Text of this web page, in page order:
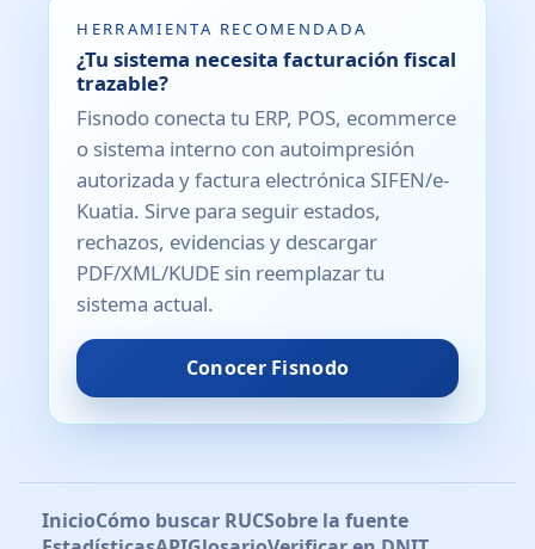
HERRAMIENTA RECOMENDADA
¿Tu sistema necesita facturación fiscal
trazable?
Fisnodo conecta tu ERP, POS, ecommerce
o sistema interno con autoimpresión
autorizada y factura electrónica SIFEN/e-
Kuatia. Sirve para seguir estados,
rechazos, evidencias y descargar
PDF/XML/KUDE sin reemplazar tu
sistema actual.
Conocer Fisnodo
InicioCómo buscar RUCSobre la fuente